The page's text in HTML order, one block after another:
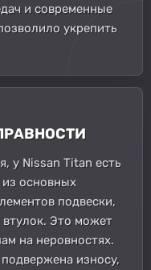
и современные
укрепить
у Nissan Titan есть
основных
подвески,
Это может
на неровностях.
износу,